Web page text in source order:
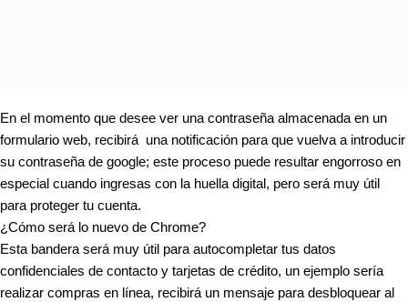
En el momento que desee ver una contraseña almacenada en un
formulario web, recibirá  una notificación para que vuelva a introducir
su contraseña de google; este proceso puede resultar engorroso en
especial cuando ingresas con la huella digital, pero será muy útil
para proteger tu cuenta.
¿Cómo será lo nuevo de Chrome?
Esta bandera será muy útil para autocompletar tus datos
confidenciales de contacto y tarjetas de crédito, un ejemplo sería
realizar compras en línea, recibirá un mensaje para desbloquear al